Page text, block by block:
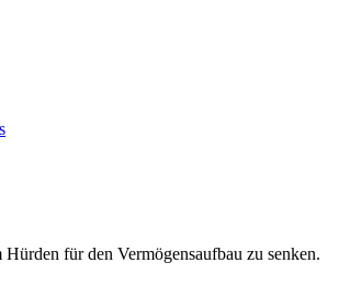
für den Vermögensaufbau zu senken.